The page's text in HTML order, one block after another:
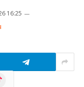
16:25